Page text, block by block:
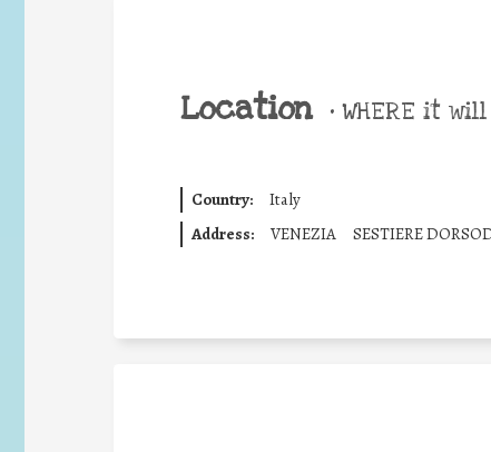
Location • WHERE it
Country:
Italy
Address:
VENEZIA SESTIERE